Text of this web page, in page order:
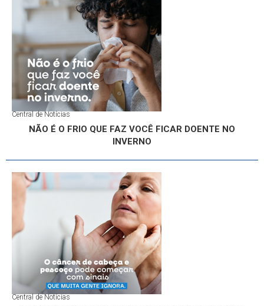
Central de Notícias
NÃO É O FRIO QUE FAZ VOCÊ FICAR DOENTE NO
INVERNO
Central de Notícias